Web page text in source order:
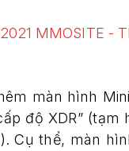
màn hình
độ XDR” (tạm
Cụ thể, màn